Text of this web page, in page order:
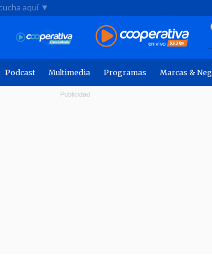
aquí ▼
Podcast Multimedia Programas Marcas &